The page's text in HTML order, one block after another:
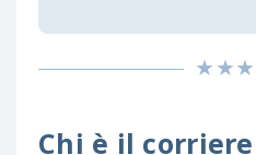
Chi è il corriere